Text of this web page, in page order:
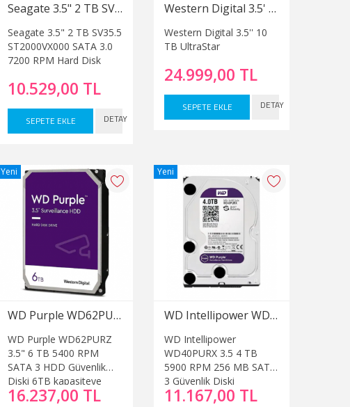
Seagate 3.5" 2 TB SV35.5 ST2000VX000 SATA 3.0 7200 RPM Hard Disk
Seagate 3.5" 2 TB SV35.5
ST2000VX000 SATA 3.0
7200 RPM Hard Disk
10.529,00 TL
SEPETE EKLE DETAY
Western Digital 3.5' 10 TB UltraStar
Western Digital 3.5'' 10
TB UltraStar
24.999,00 TL
SEPETE EKLE DETAY
WD Purple WD62PURZ 3.5" 6 TB 5400 RPM SATA 3 HDD Güvenlik Diski
WD Purple WD62PURZ
3.5" 6 TB 5400 RPM
SATA 3 HDD Güvenlik
Diski 6TB kapasiteye
sahip bir kamera kayıt
16.237,00 TL
Yeni
WD Intellipower WD40PURX 3.5 4 TB 5900 RPM 256 MB SATA 3 Güvenlik Diski
WD Intellipower
WD40PURX 3.5 4 TB
5900 RPM 256 MB SATA
3 Güvenlik Diski
11.167,00 TL
Yeni